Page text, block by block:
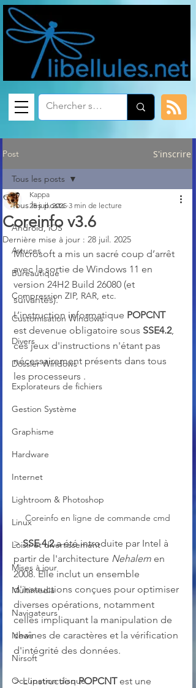
Post S'inscrire
Tous les posts
Android, iOS
Astuces
Bureautique
Compression ZIP, RAR, etc.
Customisation Windows
Divers
Dossier Windows
Explorateurs de fichiers
Gestion Système
Graphisme
Hardware
Internet
Lightroom & Photoshop
Linux
Loisir et divertissement
Mises à jour
Multimedia
Navigateurs
News
Nirsoft
Occupation disque
Tous les posts
Coreinfo v3.6
Kappa
25 juil. 2025 3 min de lecture
Dernière mise à jour : 28 juil. 2025
Microsoft a mis un sacré coup d’arrêt
avec la sortie de Windows 11 en
version 24H2 Build 26080 (et
suivantes).
L’instruction informatique POPCNT
est devenue obligatoire sous SSE4.2,
ces jeux d'instructions n'étant pas
nécessairement présents dans tous
les processeurs .
Coreinfo en ligne de commande cmd
> SSE 4.2 a été introduite par Intel à
partir de l'architecture Nehalem en
2008. Elle inclut un ensemble
d'instructions conçues pour optimiser
diverses opérations, notamment
celles impliquant la manipulation de
chaînes de caractères et la vérification
d'intégrité des données.
> L'instruction POPCNT est une